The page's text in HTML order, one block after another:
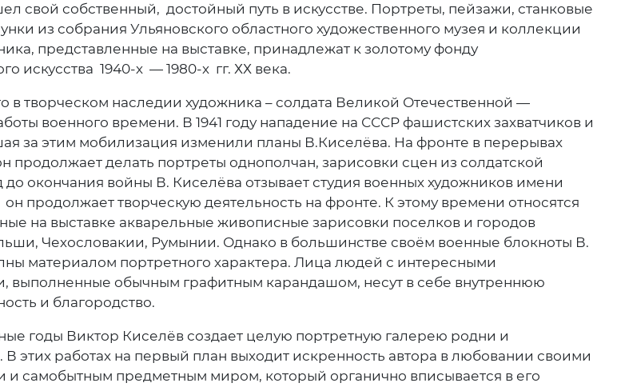
свой собственный, достойный путь в искусстве. Портреты, пейзажи, станковые
из собрания Ульяновского областного художественного музея и коллекции
представленные на выставке, принадлежат к золотому фонду
искусства 1940-х — 1980-х гг. ХХ века.
в творческом наследии художника – солдата Великой Отечественной —
военного времени. В 1941 году нападение на СССР фашистских захватчиков и
за этим мобилизация изменили планы В.Киселёва. На фронте в перерывах
продолжает делать портреты однополчан, зарисовки сцен из солдатской
до окончания войны В. Киселёва отзывает студия военных художников имени
продолжает творческую деятельность на фронте. К этому времени относятся
на выставке акварельные живописные зарисовки поселков и городов
Чехословакии, Румынии. Однако в большинстве своём военные блокноты В.
материалом портретного характера. Лица людей с интересными
выполненные обычным графитным карандашом, несут в себе внутреннюю
и благородство.
годы Виктор Киселёв создает целую портретную галерею родни и
В этих работах на первый план выходит искренность автора в любовании своими
и самобытным предметным миром, который органично вписывается в его